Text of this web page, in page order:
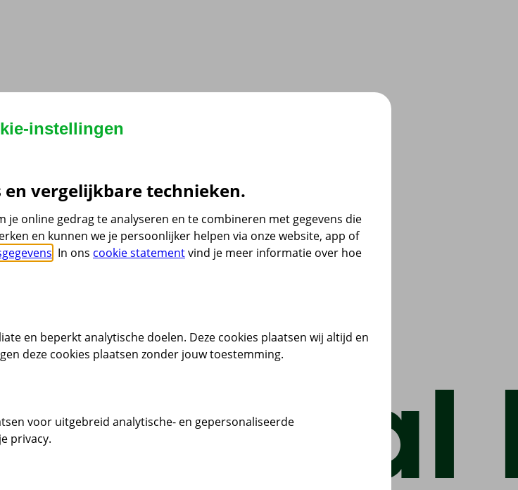
instellingen
vergelijkbare technieken.
je online gedrag te analyseren en te combineren met gegevens die
en kunnen we je persoonlijker helpen via onze website, app of
. In ons cookie statementvind je meer informatie over hoe
en beperkt analytische doelen. Deze cookies plaatsen wij altijd en
deze cookies plaatsen zonder jouw toestemming.
voor uitgebreid analytische- en gepersonaliseerde
privacy.